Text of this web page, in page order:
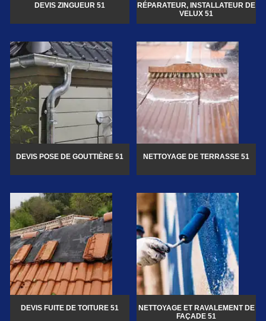
DEVIS ZINGUEUR 51
RÉPARATEUR, INSTALLATEUR DE
VELUX 51
DEVIS POSE DE GOUTTIÈRE 51 NETTOYAGE DE TERRASSE 51
DEVIS FUITE DE TOITURE 51
NETTOYAGE ET RAVALEMENT DE
FAÇADE 51